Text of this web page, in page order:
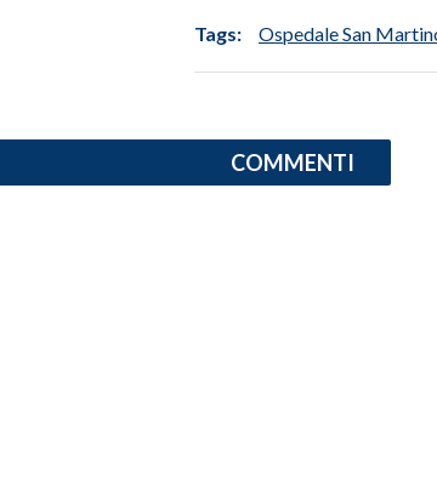
Tags: Ospedale San
COMMENTI